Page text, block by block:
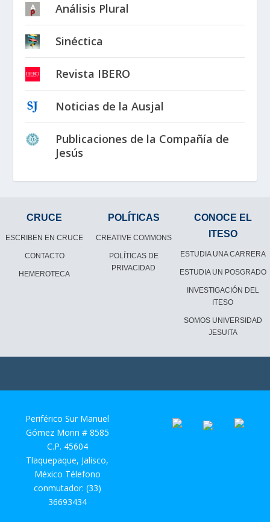
Análisis Plural
Sinéctica
Revista IBERO
Noticias de la Ausjal
Publicaciones de la Compañía de
Jesús
CRUCE
ESCRIBEN EN CRUCE
CONTACTO
HEMEROTECA
POLÍTICAS
CREATIVE COMMONS
POLÍTICAS DE
PRIVACIDAD
CONOCE EL
ITESO
ESTUDIA UNA CARRERA
ESTUDIA UN POSGRADO
INVESTIGACIÓN DEL
ITESO
SOMOS UNIVERSIDAD
JESUITA
Periférico Sur Manuel
Gómez Morin # 8585
C.P. 45604
Tlaquepaque, Jalisco,
México Télefono
conmutador: (33)
36693434